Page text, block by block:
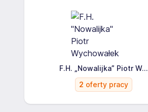
F.H. „Nowalijka” Piotr W...
2 oferty pracy